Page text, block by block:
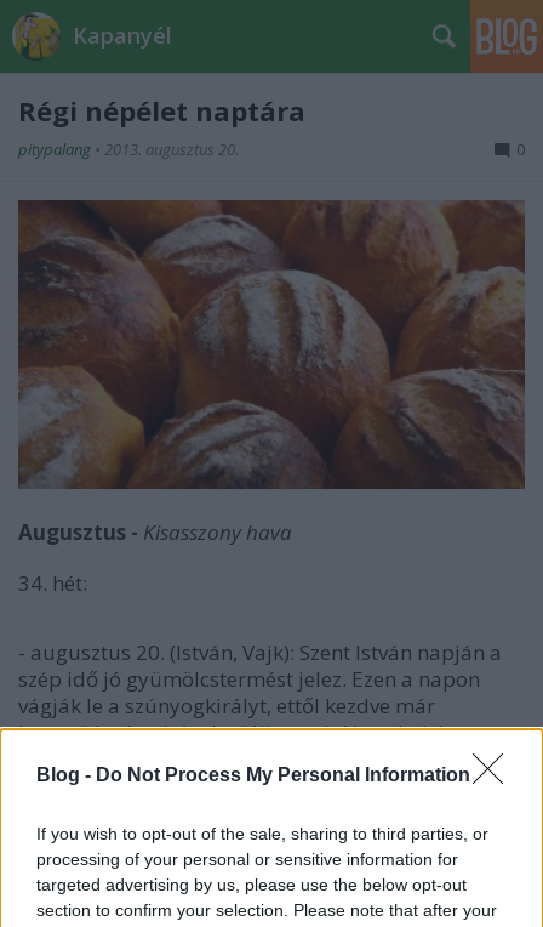
Blog - Do Not Process My Personal Information
If you wish to opt-out of the sale, sharing to third parties, or
processing of your personal or sensitive information for
targeted advertising by us, please use the below opt-out
section to confirm your selection. Please note that after your
Kapanyél
Régi népélet naptára
pitypalang • 2013. augusztus 20. 0
Augusztus - Kisasszony hava
34. hét:
- augusztus 20. (István, Vajk): Szent István napján a
szép idő jó gyümölcstermést jelez. Ezen a napon
vágják le a szúnyogkirályt, ettől kezdve már
kevesebb vérszívóval találkozunk. Van ahol úgy
tartják, István-napkor mennek el a gólyák, de idén
korábban útra keltek. Negyvenes napnak is tartják,
következő 40 is. (Ez az előrejelzések szerint nem lesz
így, de ma nagy viharok várhatók.)
Ezen a napon már az új búzából sütik a kenyeret.